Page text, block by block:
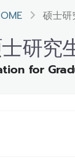
硕士
研究
for